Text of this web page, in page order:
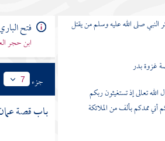
صلى الله عليه وسلم من يقتل
غزوة بدر
تعالى إذ تستغيثون ربكم
ممدكم بألف من الملائكة
فتح
ابن حجر
جزء 7
باب قصة